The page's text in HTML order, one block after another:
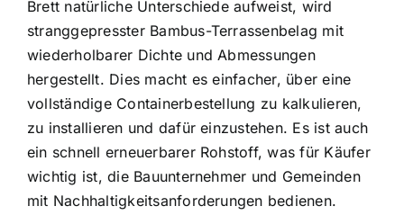
Brett natürliche Unterschiede aufweist, wird
stranggepresster Bambus-Terrassenbelag mit
wiederholbarer Dichte und Abmessungen
hergestellt. Dies macht es einfacher, über eine
vollständige Containerbestellung zu kalkulieren,
zu installieren und dafür einzustehen. Es ist auch
ein schnell erneuerbarer Rohstoff, was für Käufer
wichtig ist, die Bauunternehmer und Gemeinden
mit Nachhaltigkeitsanforderungen bedienen.